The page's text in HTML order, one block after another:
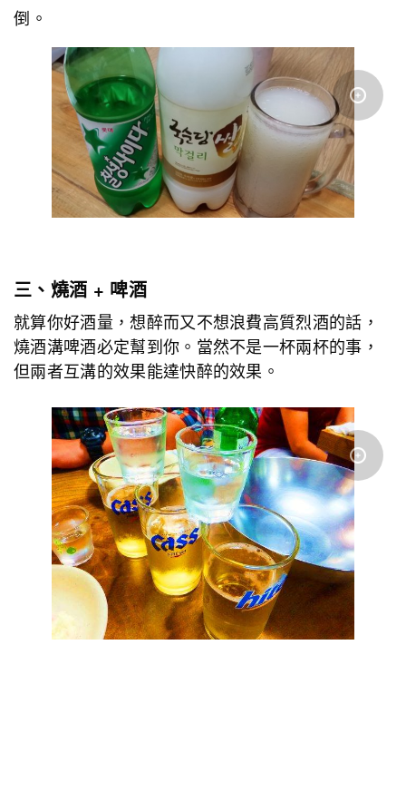
倒。
三、燒酒 + 啤酒
就算你好酒量，想醉而又不想浪費高質烈酒的話，
燒酒溝啤酒必定幫到你。當然不是一杯兩杯的事，
但兩者互溝的效果能達快醉的效果。